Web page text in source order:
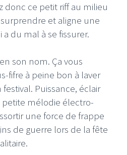
donc ce petit riff au milieu
et aligne une
du mal à se fissurer.
son nom. Ça vous
fifre à peine bon à laver
Puissance, éclair
mélodie électro-
une force de frappe
de guerre lors de la fête